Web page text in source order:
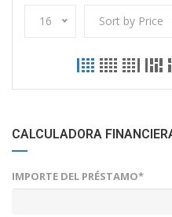
16 Sort by Price
CALCULADORA
IMPORTE DEL PRÉSTAMO*